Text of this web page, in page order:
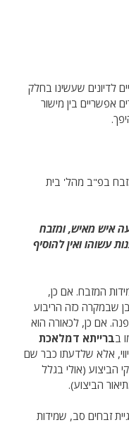
לדיונים שעשינו בחלק
אפשריים בין מישור
בפ"ב מהל' בית
איש מאיש, ומזבח
עשוהו ואין להוסיף
המזבח. אם כן,
שבמקרה כזה הריבוע
אם כן, לכאורה הוא
בברייתא דמלאכת
אלא שלדעתו כבר שם
הביצוע (אולי בגלל
הביצוע).
זבחים סב, שמידות